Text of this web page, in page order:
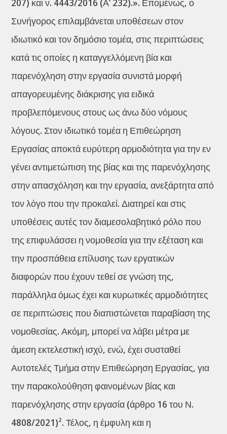
207) και ν. 4443/2016 (Α’ 232).». Επομένως, ο
Συνήγορος επιλαμβάνεται υποθέσεων στον
ιδιωτικό και τον δημόσιο τομέα, στις περιπτώσεις
κατά τις οποίες η καταγγελλόμενη βία και
παρενόχληση στην εργασία συνιστά μορφή
απαγορευμένης διάκρισης για ειδικά
προβλεπόμενους στους ως άνω δύο νόμους
λόγους. Στον ιδιωτικό τομέα η Επιθεώρηση
Εργασίας αποκτά ευρύτερη αρμοδιότητα για την εν
γένει αντιμετώπιση της βίας και της παρενόχλησης
στην απασχόληση και την εργασία, ανεξάρτητα από
τον λόγο που την προκαλεί. Διατηρεί και στις
υποθέσεις αυτές τον διαμεσολαβητικό ρόλο που
της επιφυλάσσει η νομοθεσία για την εξέταση και
την προσπάθεια επίλυσης των εργατικών
διαφορών που έχουν τεθεί σε γνώση της,
παράλληλα όμως έχει και κυρωτικές αρμοδιότητες
σε περιπτώσεις που διαπιστώνεται παραβίαση της
νομοθεσίας. Ακόμη, μπορεί να λάβει μέτρα με
άμεση εκτελεστική ισχύ, ενώ, έχει συσταθεί
Αυτοτελές Τμήμα στην Επιθεώρηση Εργασίας, για
την παρακολούθηση φαινομένων βίας και
παρενόχλησης στην εργασία (άρθρο 16 του Ν.
4808/2021)². Τέλος, η έμφυλη και η